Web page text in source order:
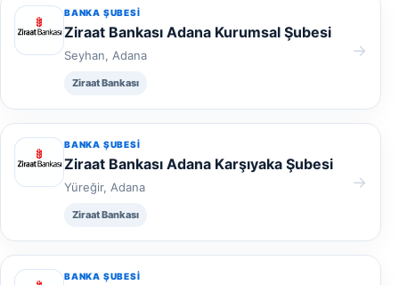
BANKA ŞUBESI
Ziraat Bankası Adana Kurumsal Şubesi
Seyhan, Adana
Ziraat Bankası
→
BANKA ŞUBESI
Ziraat Bankası Adana Karşıyaka Şubesi
Yüreğir, Adana
Ziraat Bankası
→
BANKA ŞUBESI